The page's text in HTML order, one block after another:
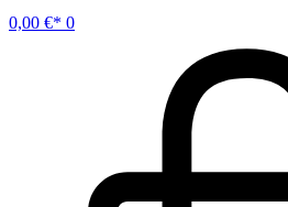
0,00 € 0